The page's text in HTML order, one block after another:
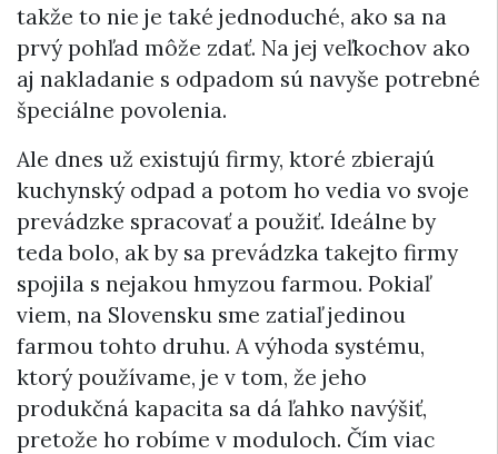
takže to nie je také jednoduché, ako sa na
prvý pohľad môže zdať. Na jej veľkochov ako
aj nakladanie s odpadom sú navyše potrebné
špeciálne povolenia.
Ale dnes už existujú firmy, ktoré zbierajú
kuchynský odpad a potom ho vedia vo svoje
prevádzke spracovať a použiť. Ideálne by
teda bolo, ak by sa prevádzka takejto firmy
spojila s nejakou hmyzou farmou. Pokiaľ
viem, na Slovensku sme zatiaľ jedinou
farmou tohto druhu. A výhoda systému,
ktorý používame, je v tom, že jeho
produkčná kapacita sa dá ľahko navýšiť,
pretože ho robíme v moduloch. Čím viac